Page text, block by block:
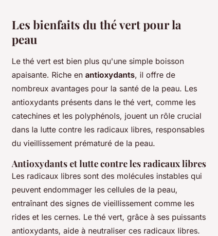
Les bienfaits du thé vert pour la
peau
Le thé vert est bien plus qu'une simple boisson
apaisante. Riche en antioxydants, il offre de
nombreux avantages pour la santé de la peau. Les
antioxydants présents dans le thé vert, comme les
catechines et les polyphénols, jouent un rôle crucial
dans la lutte contre les radicaux libres, responsables
du vieillissement prématuré de la peau.
Antioxydants et lutte contre les radicaux libres
Les radicaux libres sont des molécules instables qui
peuvent endommager les cellules de la peau,
entraînant des signes de vieillissement comme les
rides et les cernes. Le thé vert, grâce à ses puissants
antioxydants, aide à neutraliser ces radicaux libres.